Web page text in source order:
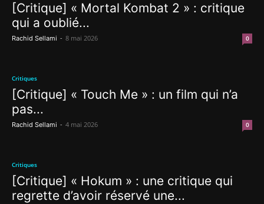
[Critique] « Mortal Kombat 2 » : critique
qui a oublié...
Rachid Sellami - 8 mai 2026 0
Critiques
[Critique] « Touch Me » : un film qui n’a
pas...
Rachid Sellami - 4 mai 2026 0
Critiques
[Critique] « Hokum » : une critique qui
regrette d’avoir réservé une...